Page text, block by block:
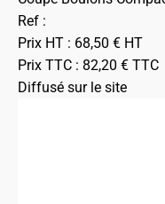
Ref :
Prix HT : 68,50 € HT
Prix TTC : 82,20 € TTC
Diffusé sur le site